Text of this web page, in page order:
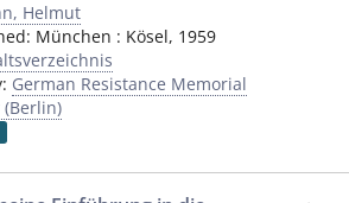
Helmut
München : Kösel, 1959
German Resistance Memorial
(Berlin)